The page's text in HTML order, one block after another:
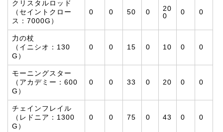
クリスタルロッド
（セイントクロー
ス：7000G）
0 0 50 0
20
0
0 0
力の杖
（イニシオ：130
G）
0 0 15 0 10 0 0
モーニングスター
（アカデミー：600
G）
0 0 33 0 20 0 0
チェインフレイル
（レドニア：1300
G）
0 0 75 0 43 0 0